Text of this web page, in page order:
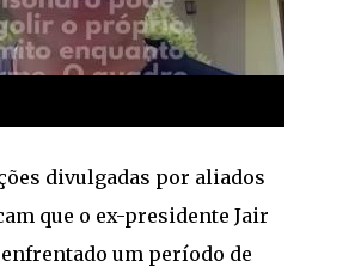
divulgadas por aliados
que o ex-presidente Jair
um período de